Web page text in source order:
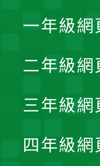
一年級網
二年級網
三年級網
四年級網